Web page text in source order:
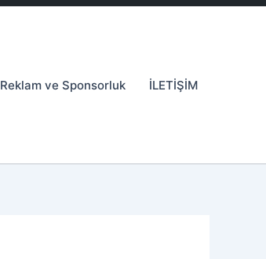
Reklam ve Sponsorluk İLETİŞİM